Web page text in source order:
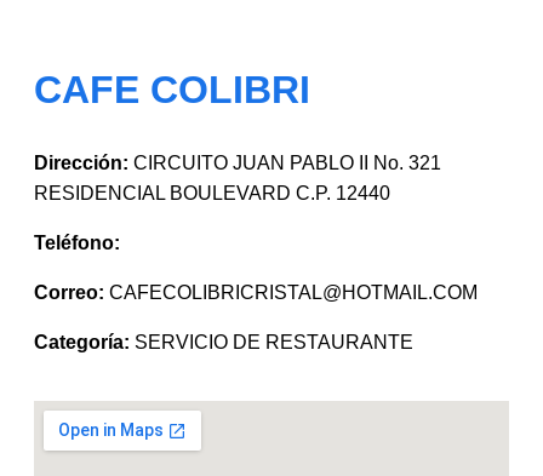
CAFE COLIBRI
Dirección: CIRCUITO JUAN PABLO II No. 321
RESIDENCIAL BOULEVARD C.P. 12440
Teléfono:
Correo: CAFECOLIBRICRISTAL@HOTMAIL.COM
Categoría: SERVICIO DE RESTAURANTE